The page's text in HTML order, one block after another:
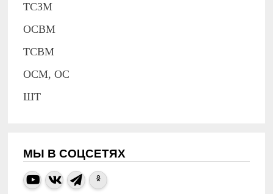
ТСЗМ
ОСВМ
ТСВМ
ОСМ, ОС
ШТ
МЫ В СОЦСЕТЯХ